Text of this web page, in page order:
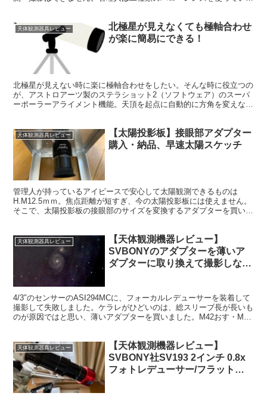
天体観測器具レビュー
北極星が見えなくても極軸合わせ
が楽に簡易にできる！
北極星が見えない時に楽に極軸合わせをしたい。そんな時に役立つの
が、アストロアーツ製のステラショット2（ソフトウェア）のスーパ
ーポーラーアライメント機能。天頂を起点に自動的に方角を変えなが
天体観測器具レビュー
【太陽投影板】接眼部アダプター
購入・納品、早速太陽スケッチ
管理人が持っているアイピースで安心して太陽観測できるものは
H.M12.5ｍｍ。焦点距離が短すぎ、今の太陽投影板には使えません。
そこで、太陽投影板の接眼部のサイズを変換するアダプターを買いま
天体観測器具レビュー
【天体観測機器レビュー】
SVBONYのアダプターを薄いア
ダプターに取り換えて撮影しなお
4/3″のセンサーのASI294MCに、フォーカルレデューサーを装着して
撮影して失敗しました。ケラレがひどいのは、総スリーブ長が長いも
のが原因ではと思い、薄いアダプターを買いました。M42おす・M48
天体観測器具レビュー
【天体観測機器レビュー】
SVBONY社SV193 2インチ 0.8x
フォトレデューサー/フラットナ